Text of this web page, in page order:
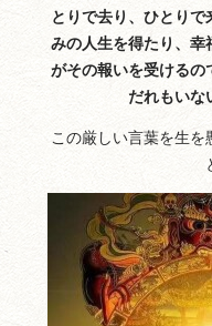
とりで去り、ひとり
みの人生を得たり、幸
がその報いを受けるの
だれもいな
この厳しい言葉を生